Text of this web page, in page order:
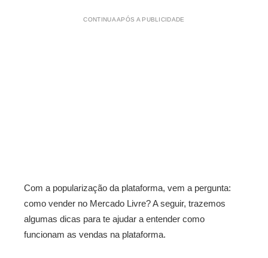
CONTINUA APÓS A PUBLICIDADE
Com a popularização da plataforma, vem a pergunta:
como vender no Mercado Livre? A seguir, trazemos
algumas dicas para te ajudar a entender como
funcionam as vendas na plataforma.